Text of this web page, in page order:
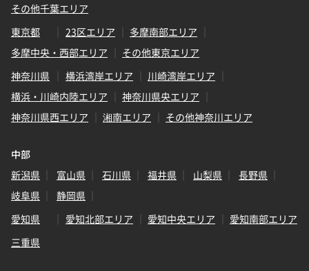
その他千葉エリア
東京都
23区エリア
多摩南部エリア
多摩中央・西部エリア
その他東京エリア
神奈川県
横浜湾岸エリア
川崎湾岸エリア
横浜・川崎内陸エリア
神奈川県央エリア
神奈川県西エリア
湘南エリア その他神奈川エリア
中部
新潟県
富山県 石川県 福井県 山梨県
長野県
岐阜県
静岡県
愛知県
愛知北部エリア 愛知中央エリア
愛知南部エリア
三重県